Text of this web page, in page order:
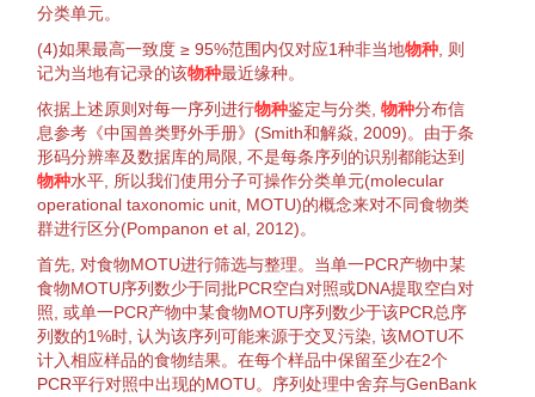
分类单元。
(4)如果最高一致度 ≥ 95%范围内仅对应1种非当地物种 , 则
记为当地有记录的该物种最近缘种。
依据上述原则对每一序列进行物种鉴定与分类 物种分布信
息参考《中国兽类野外手册》(Smith和解焱, 2009)。由于条
形码分辨率及数据库的局限, 不是每条序列的识别都能达到
物种水平, 所以我们使用分子可操作分类单元(molecular
operational taxonomic unit , MOTU)的概念来对不同食物类
群进行区分(Pompanon et al, 2012)。
首先, 对食物MOTU进行筛选与整理。当单一PCR产物中某
食物MOTU序列数少于同批PCR空白对照或DNA提取空白对
照, 或单一PCR产物中某食物MOTU序列数少于该PCR总序
列数的1%时, 认为该序列可能来源于交叉污染 , 该MOTU不
计入相应样品的食物结果。在每个样品中保留至少在2个
PCR平行对照中出现的MOTU。序列处理中舍弃与GenBank